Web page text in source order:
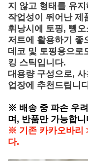
지 않고 형태를 유지
작업성이 뛰어난 제
휘낭시에 토핑, 뺑
저트에 활용하기 좋
데코 및 토핑용으로
킹 스틱입니다.
대용량 구성으로,
업장에 추천드립니
※ 배송 중 파손 우
며, 반품만 가능합니
※ 기존 카카오바리
다.